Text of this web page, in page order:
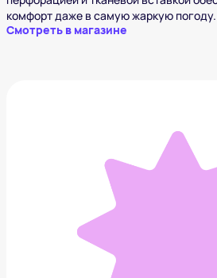
комфорт даже в самую жаркую погоду.
Смотреть в магазине